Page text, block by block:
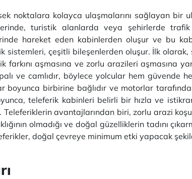
noktalara kolayca ulaşmalarını sağlayan bir
turistik alanlarda veya şehirlerde
hareket eden kabinlerden oluşur ve bu
sistemleri, çeşitli bileşenlerden oluşur. İlk
farkını aşmasına ve zorlu arazileri aşmasına
ve camlıdır, böylece yolcular hem güvende
birbirine bağlıdır ve motorlar
teleferik kabinleri belirli bir hızla ve
avantajlarından biri, zorlu arazi
olmadığı ve doğal güzelliklerin tadını
doğal çevreye minimum etki yapacak